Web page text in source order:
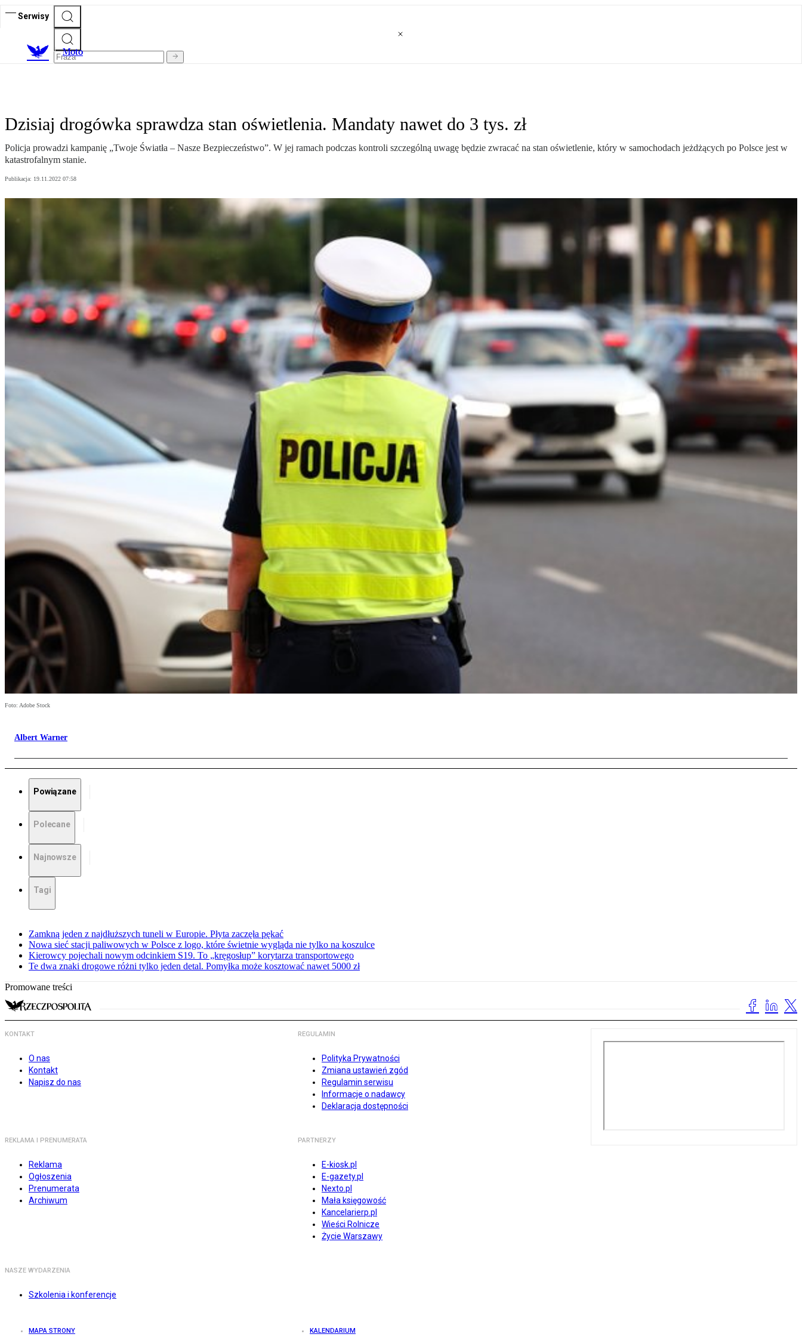
Serwisy
Moto
Dzisiaj drogówka sprawdza stan oświetlenia. Mandaty nawet do 3 tys. zł
Policja prowadzi kampanię „Twoje Światła – Nasze Bezpieczeństwo”. W jej ramach podczas kontroli szczególną uwagę będzie zwracać na stan oświetlenie, który w samochodach jeżdżących po Polsce jest w
katastrofalnym stanie.
Publikacja: 19.11.2022 07:58
Foto: Adobe Stock
Albert Warner
Powiązane
Polecane
Najnowsze
Tagi
Zamkną jeden z najdłuższych tuneli w Europie. Płyta zaczęła pękać
Nowa sieć stacji paliwowych w Polsce z logo, które świetnie wygląda nie tylko na koszulce
Kierowcy pojechali nowym odcinkiem S19. To „kręgosłup” korytarza transportowego
Te dwa znaki drogowe różni tylko jeden detal. Pomyłka może kosztować nawet 5000 zł
Promowane treści
KONTAKT
O nas
Kontakt
Napisz do nas
REGULAMIN
Polityka Prywatności
Zmiana ustawień zgód
Regulamin serwisu
Informacje o nadawcy
Deklaracja dostępności
REKLAMA I PRENUMERATA
Reklama
Ogłoszenia
Prenumerata
Archiwum
PARTNERZY
E-kiosk.pl
E-gazety.pl
Nexto.pl
Mała księgowość
Kancelarierp.pl
Wieści Rolnicze
Życie Warszawy
NASZE WYDARZENIA
Szkolenia i konferencje
MAPA STRONY KALENDARIUM